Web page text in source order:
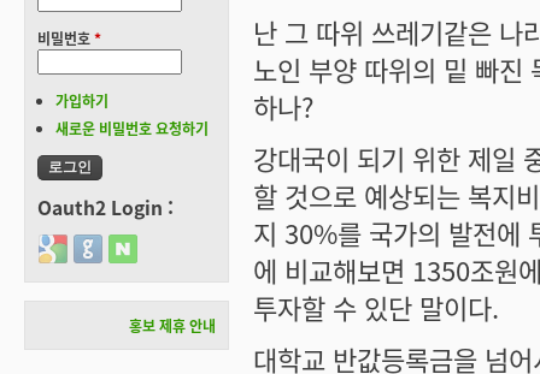
난 그 따위 쓰레기같은 나
노인 부양 따위의 밑 빠진
하나?
강대국이 되기 위한 제일
할 것으로 예상되는 복지
지 30%를 국가의 발전에
에 비교해보면 1350조원
투자할 수 있단 말이다.
대학교 반값등록금을 넘
비밀번호*
가입하기
새로운 비밀번호 요청하기
Oauth2 Login :
Login with Google
Login with GitHub
Login with Naver
홍보 제휴 안내